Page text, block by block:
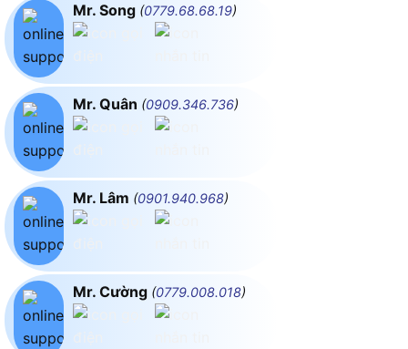
Mr. Song (0779.68.68.19)
Mr. Quân (0909.346.736)
Mr. Lâm (0901.940.968)
Mr. Cường (0779.008.018)